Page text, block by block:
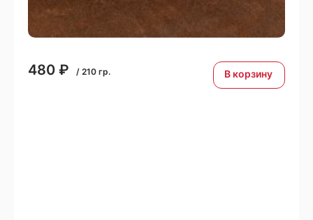
480 ₽ / 210 гр. В корзину